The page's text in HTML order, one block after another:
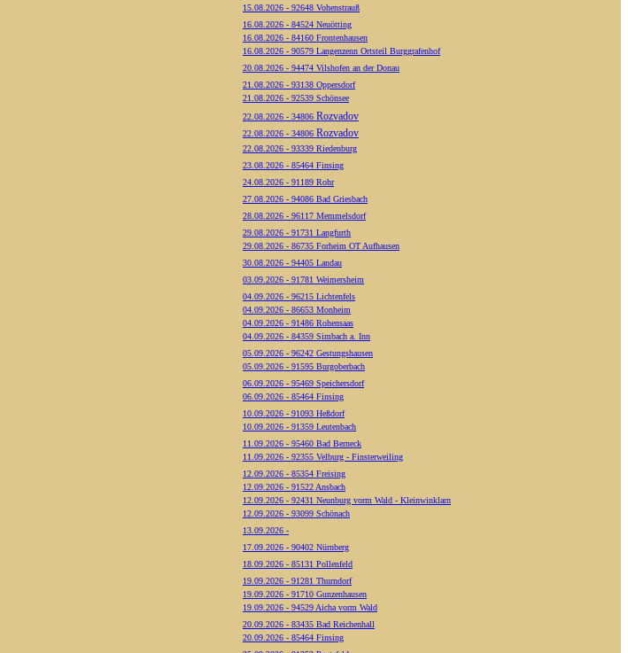
15.08.2026 - 92648 Vohenstrauß
16.08.2026 - 84524 Neuötting
16.08.2026 - 84160 Frontenhausen
16.08.2026 - 90579 Langenzenn Ortsteil Burggrafenhof
20.08.2026 - 94474 Vilshofen an der Donau
21.08.2026 - 93138 Oppersdorf
21.08.2026 - 92539 Schönsee
22.08.2026 - 34806 Rozvadov
22.08.2026 - 34806 Rozvadov
22.08.2026 - 93339 Riedenburg
23.08.2026 - 85464 Finsing
24.08.2026 - 91189 Rohr
27.08.2026 - 94086 Bad Griesbach
28.08.2026 - 96117 Memmelsdorf
29.08.2026 - 91731 Langfurth
29.08.2026 - 86735 Forheim OT Aufhausen
30.08.2026 - 94405 Landau
03.09.2026 - 91781 Weimersheim
04.09.2026 - 96215 Lichtenfels
04.09.2026 - 86653 Monheim
04.09.2026 - 91486 Rohensaas
04.09.2026 - 84359 Simbach a. Inn
05.09.2026 - 96242 Gestungshausen
05.09.2026 - 91595 Burgoberbach
06.09.2026 - 95469 Speichersdorf
06.09.2026 - 85464 Finsing
10.09.2026 - 91093 Heßdorf
10.09.2026 - 91359 Leutenbach
11.09.2026 - 95460 Bad Berneck
11.09.2026 - 92355 Velburg - Finsterweiling
12.09.2026 - 85354 Freising
12.09.2026 - 91522 Ansbach
12.09.2026 - 92431 Neunburg vorm Wald - Kleinwinklarn
12.09.2026 - 93099 Schönach
13.09.2026 -
17.09.2026 - 90402 Nürnberg
18.09.2026 - 85131 Pollenfeld
19.09.2026 - 91281 Thurndorf
19.09.2026 - 91710 Gunzenhausen
19.09.2026 - 94529 Aicha vorm Wald
20.09.2026 - 83435 Bad Reichenhall
20.09.2026 - 85464 Finsing